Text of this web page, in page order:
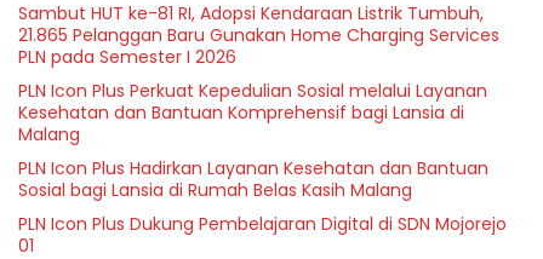
Sambut HUT ke-81 RI, Adopsi Kendaraan Listrik Tumbuh,
21.865 Pelanggan Baru Gunakan Home Charging Services
PLN pada Semester I 2026
PLN Icon Plus Perkuat Kepedulian Sosial melalui Layanan
Kesehatan dan Bantuan Komprehensif bagi Lansia di
Malang
PLN Icon Plus Hadirkan Layanan Kesehatan dan Bantuan
Sosial bagi Lansia di Rumah Belas Kasih Malang
PLN Icon Plus Dukung Pembelajaran Digital di SDN Mojorejo
01